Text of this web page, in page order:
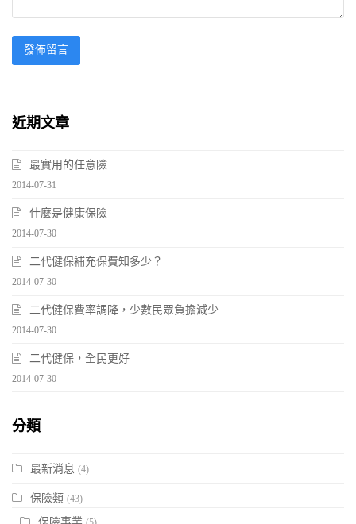
近期文章
最實用的任意險
2014-07-31
什麼是健康保險
2014-07-30
二代健保補充保費知多少？
2014-07-30
二代健保費率調降，少數民眾負擔減少
2014-07-30
二代健保，全民更好
2014-07-30
分類
最新消息 (4)
保險類 (43)